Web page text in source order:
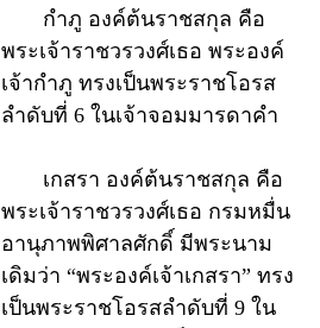
กำภู องค์ต้นราชสกุล คือ
พระเจ้าราชวรวงศ์เธอ พระองค์
เจ้ากำภู ทรงเป็นพระราชโอรส
ลำดับที่ 6 ในเจ้าจอมมารดาคำ
เกสรา องค์ต้นราชสกุล คือ
พระเจ้าราชวรวงศ์เธอ กรมหมื่น
อานุภาพพิศาลศักดิ์ มีพระนาม
เดิมว่า “พระองค์เจ้าเกสรา” ทรง
เป็นพระราชโอรสลำดับที่ 9 ใน